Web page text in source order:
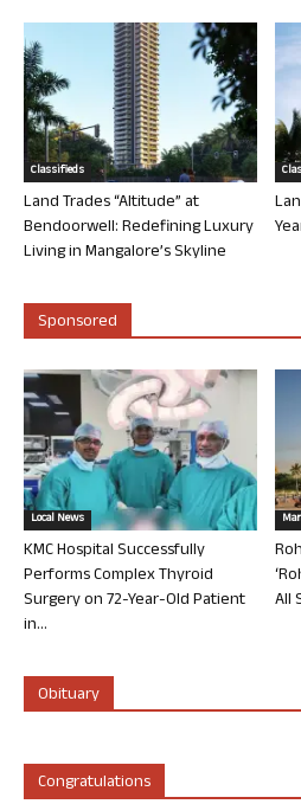
Classifieds
Land Trades “Altitude” at
Bendoorwell: Redefining Luxury
Living in Mangalore’s Skyline
Sponsored
Local News
KMC Hospital Successfully
Performs Complex Thyroid
Surgery on 72-Year-Old Patient
in...
All
Obituary
Congratulations